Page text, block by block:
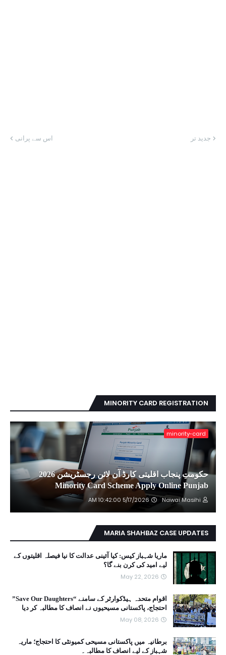
جدید تر اس سے پرانی
MINORITY CARD REGISTRATION
minority-card
حکومتِ پنجاب اقلیتی کارڈ آن لائن رجسٹریشن 2026
Minority Card Scheme Apply Online Punjab
Nawai Masihi
5/17/2026 10:42:00 AM
MARIA SHAHBAZ CASE UPDATES
ماریا شہباز کیس: کیا آئینی عدالت کا نیا فیصلہ اقلیتوں کے
لیے امید کی کرن بنے گا؟
May 22, 2026
اقوام متحدہ ہیڈکوارٹر کے سامنے “Save Our Daughters”
احتجاج، پاکستانی مسیحیوں نے انصاف کا مطالبہ کر دیا
May 08, 2026
برطانیہ میں پاکستانی مسیحی کمیونٹی کا احتجاج؛ ماریہ
شہباز کے لیے انصاف کا مطالبہ۔